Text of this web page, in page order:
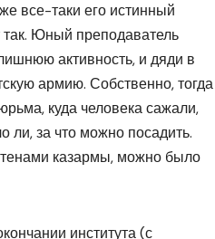
все-таки его истинный
так. Юный преподаватель
активность, и дяди в
армию. Собственно, тогда
куда человека сажали,
ли, за что можно посадить.
казармы, можно было
института (с